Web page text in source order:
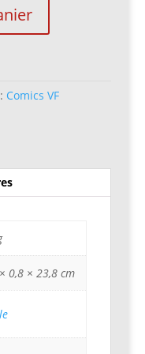
Comics VF
0,8 × 23,8 cm